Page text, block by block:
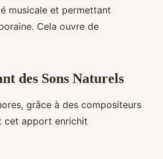
musicale et permettant
Cela ouvre de
des Sons Naturels
grâce à des compositeurs
cet apport enrichit